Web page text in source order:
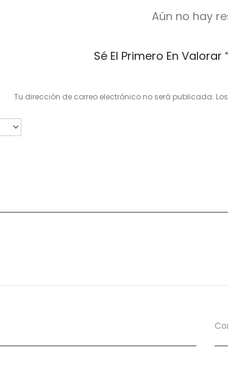
Aún no hay
Sé El Primero En Valorar
Tu dirección de correo electrónico no será publicada.